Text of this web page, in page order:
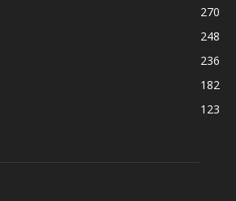
270
248
236
182
123